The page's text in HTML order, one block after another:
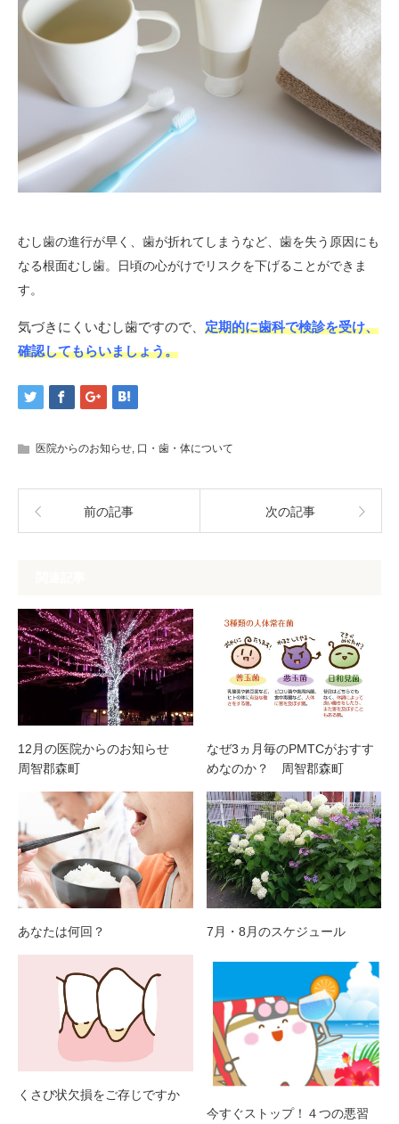
むし歯の進行が早く、歯が折れてしまうなど、歯を失う原因にも
なる根面むし歯。日頃の心がけでリスクを下げることができま
す。
気づきにくいむし歯ですので、 定期的に歯科で検診を受け、
確認してもらいましょう。
医院からのお知らせ, 口・歯・体について
前の記事 次の記事
12月の医院からのお知らせ
周智郡森町
なぜ3ヵ月毎のPMTCがおすす
めなのか？ 周智郡森町
あなたは何回？ 7月・8月のスケジュール
くさび状欠損をご存じですか
今すぐストップ！４つの悪習